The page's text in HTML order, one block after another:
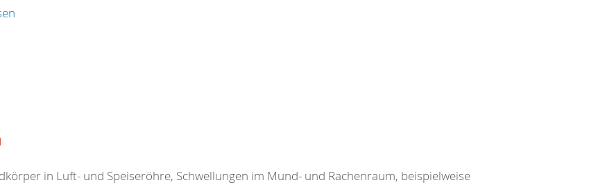
in Luft- und Speiseröhre, Schwellungen im Mund- und Rachenraum, beispielweise